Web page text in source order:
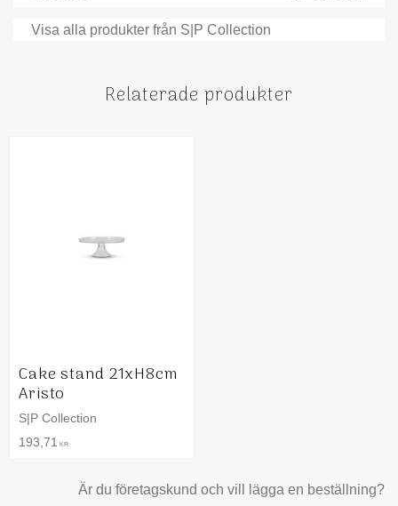
Visa alla produkter från S|P Collection
Relaterade produkter
Cake stand 21xH8cm
Aristo
S|P Collection
193,71
KR
Är du företagskund och vill lägga en beställning?